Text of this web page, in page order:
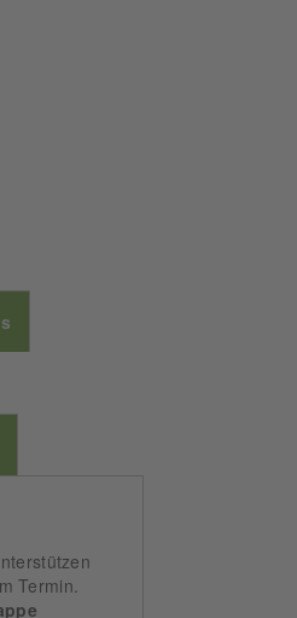
Termin.